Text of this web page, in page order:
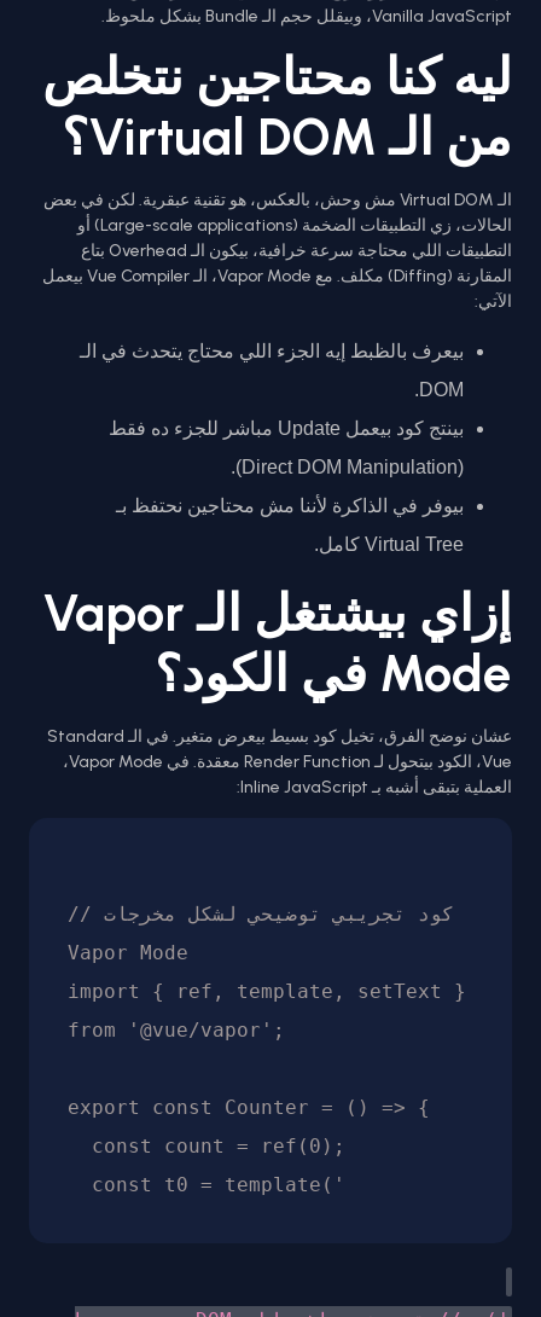
Vanilla JavaScript، وبيقلل حجم الـ Bundle بشكل ملحوظ.
ليه كنا محتاجين نتخلص
من الـ Virtual DOM؟
الـ Virtual DOM مش وحش، بالعكس، هو تقنية عبقرية. لكن في بعض
الحالات، زي التطبيقات الضخمة (Large-scale applications) أو
التطبيقات اللي محتاجة سرعة خرافية، بيكون الـ Overhead بتاع
المقارنة (Diffing) مكلف. مع Vapor Mode، الـ Vue Compiler بيعمل
الآتي:
بيعرف بالظبط إيه الجزء اللي محتاج يتحدث في الـ
DOM.
بينتج كود بيعمل Update مباشر للجزء ده فقط
(Direct DOM Manipulation).
بيوفر في الذاكرة لأننا مش محتاجين نحتفظ بـ
Virtual Tree كامل.
إزاي بيشتغل الـ Vapor
Mode في الكود؟
عشان نوضح الفرق، تخيل كود بسيط بيعرض متغير. في الـ Standard
Vue، الكود بيتحول لـ Render Function معقدة. في Vapor Mode،
العملية بتبقى أشبه بـ Inline JavaScript:
// كود تجريبي توضيحي لشكل مخرجات
Vapor Mode
import { ref, template, setText }
from '@vue/vapor';
export const Counter = () => {
  const t0 = template('